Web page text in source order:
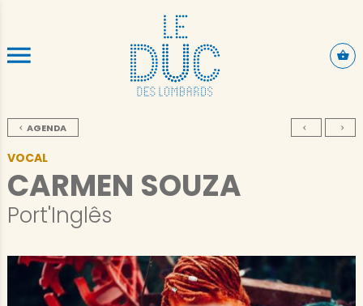
ALLER AU CONTENU PRINCIPAL
AGENDA
VOCAL
CARMEN SOUZA
Port'Inglês